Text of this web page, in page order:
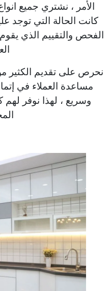
الأمر ، نشتري جميع
كانت الحالة التي توجد
الفحص والتقييم الذي
نحرص على تقديم الكثير
مساعدة العملاء في
وسريع ، لهذا نوفر